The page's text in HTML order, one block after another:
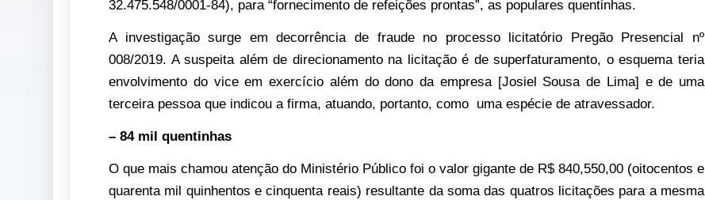
32.475.548/0001-84), para “fornecimento de refeições prontas”, as populares quentinhas.
A investigação surge em decorrência de fraude no processo licitatório Pregão Presencial nº
008/2019. A suspeita além de direcionamento na licitação é de superfaturamento, o esquema teria
envolvimento do vice em exercício além do dono da empresa [Josiel Sousa de Lima] e de uma
terceira pessoa que indicou a firma, atuando, portanto, como uma espécie de atravessador.
– 84 mil quentinhas
O que mais chamou atenção do Ministério Público foi o valor gigante de R$ 840,550,00 (oitocentos e
quarenta mil quinhentos e cinquenta reais) resultante da soma das quatros licitações para a mesma